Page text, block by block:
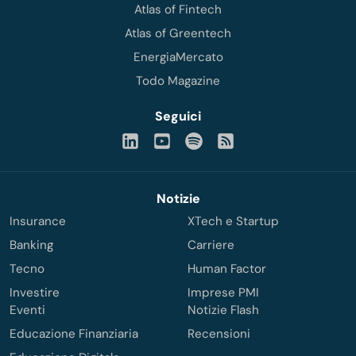
Atlas of Fintech
Atlas of Greentech
EnergiaMercato
Todo Magazine
Seguici
Notizie
Insurance
Banking
Tecno
Investire
XTech e Startup
Carriere
Human Factor
Imprese PMI
Eventi
Educazione Finanziaria
Notizie Flash
Recensioni